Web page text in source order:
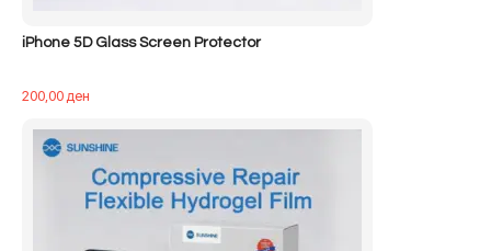
iPhone 5D Glass Screen Protector
200,00ден